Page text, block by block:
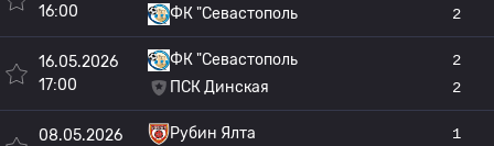
16:00
ФК "Севастополь
2
16.05.2026
17:00
ФК "Севастополь
ПСК Динская
2
2
08.05.2026
Рубин Ялта
1